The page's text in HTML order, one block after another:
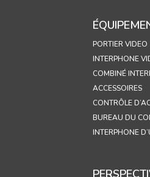
PORTIER VIDEO
INTERPHONE
COMBINÉ
ACCESSOIRES
CONTRÔLE
BUREAU DU
INTERPHONE